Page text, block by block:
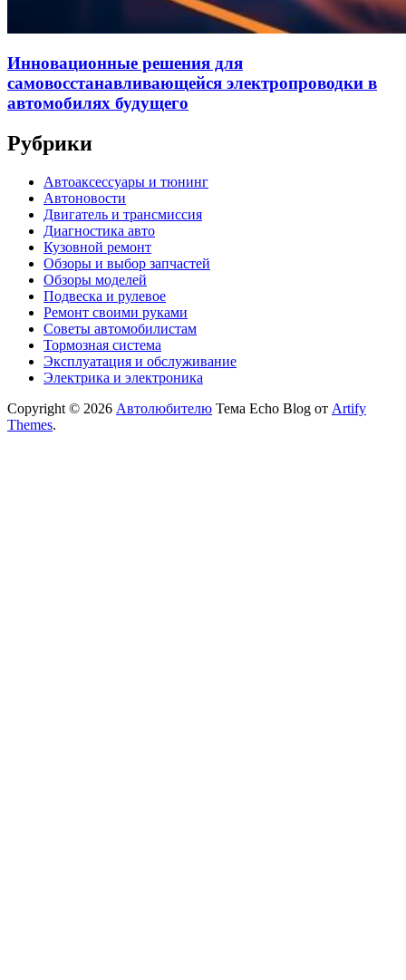
Инновационные решения для
самовосстанавливающейся электропроводки в
автомобилях будущего
Рубрики
Автоаксессуары и тюнинг
Автоновости
Двигатель и трансмиссия
Диагностика авто
Кузовной ремонт
Обзоры и выбор запчастей
Обзоры моделей
Подвеска и рулевое
Ремонт своими руками
Советы автомобилистам
Тормозная система
Эксплуатация и обслуживание
Электрика и электроника
Copyright © 2026 Автолюбителю Тема Echo Blog от Artify
Themes.